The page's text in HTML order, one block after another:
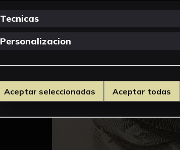
Tecnicas
Personalizacion
Aceptar seleccionadas Aceptar todas